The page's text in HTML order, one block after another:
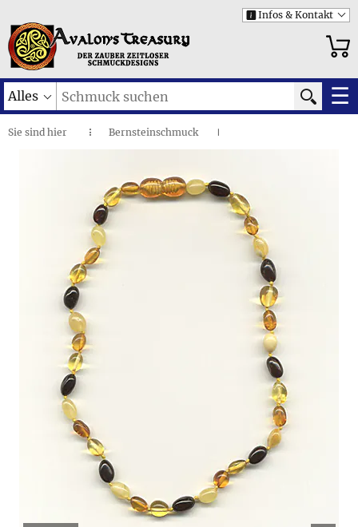
i Infos & Kontakt
Alles ☰
Sie sind hier ◌ Bernsteinschmuck I
Naturbernstein: Klassische Designs